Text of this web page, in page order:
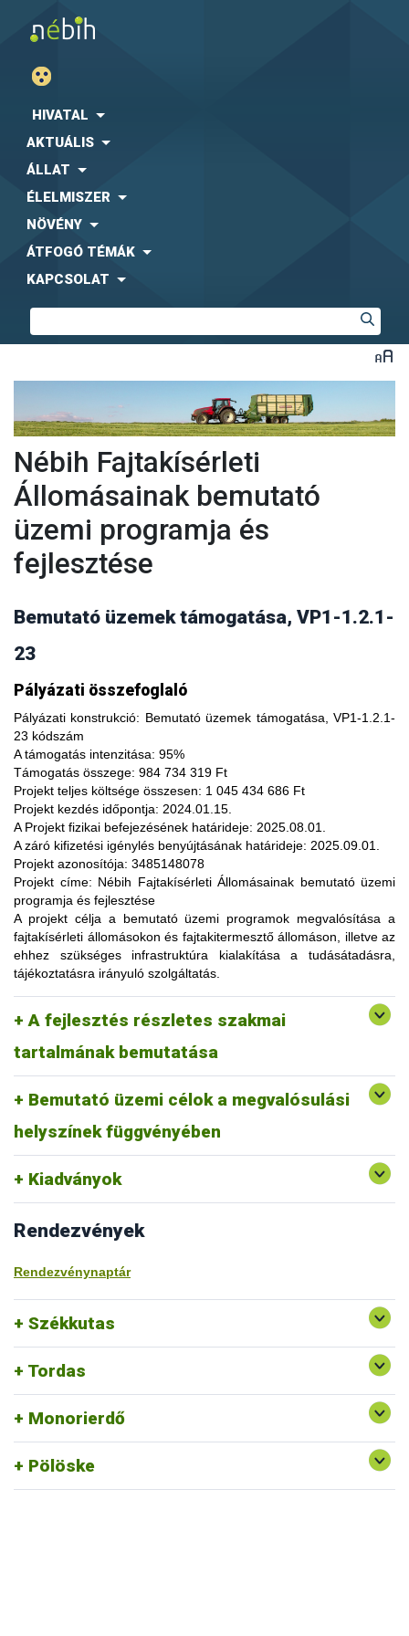
HIVATAL
AKTUÁLIS
ÁLLAT
ÉLELMISZER
NÖVÉNY
ÁTFOGÓ TÉMÁK
KAPCSOLAT
Nébih Fajtakísérleti
Állomásainak bemutató
üzemi programja és
fejlesztése
Bemutató üzemek támogatása, VP1-1.2.1-
23
Pályázati összefoglaló
Pályázati konstrukció: Bemutató üzemek támogatása, VP1-1.2.1-
23 kódszám
A támogatás intenzitása: 95%
Támogatás összege: 984 734 319 Ft
Projekt teljes költsége összesen: 1 045 434 686 Ft
Projekt kezdés időpontja: 2024.01.15.
A Projekt fizikai befejezésének határideje: 2025.08.01.
A záró kifizetési igénylés benyújtásának határideje: 2025.09.01.
Projekt azonosítója: 3485148078
Projekt címe: Nébih Fajtakísérleti Állomásainak bemutató üzemi
programja és fejlesztése
A projekt céljaa bemutató üzemi programok megvalósítása a
fajtakísérleti állomásokon és fajtakitermesztő állomáson, illetve az
ehhez szükséges infrastruktúra kialakítása a tudásátadásra,
tájékoztatásra irányuló szolgáltatás.
A fejlesztés részletes szakmai
tartalmának bemutatása
A fajtakísérleti és fajtakitermesztési állomások
modernizálásával, olyan növényfajta kísérleteket lehet
végezni, melyekkel limitálhatóak a mezőgazdasági termesztés
bizonytalanságából adódó negatív hatások, növelhető a
termésbiztonság, valamint a növényi kórokozókkal, kártevőkkel
szembeni ellenálló képesség. A fajtakísérlet során megszerzett
tapasztalatok átadása az agrárgazdaság szereplői részére egy
olyan, a hagyományostól eltérő jellegű tudás megszerzési
lehetőség, amelynek során a résztvevők elsősorban
gyakorlatorientált ismeretanyaggal, tapasztalatokkal
gazdagodhatnak, a fajtahasználaton túl, az aktuális termelési
eljárások és gazdaságszervezési minták alkalmazása
tekintetében. A gazdálkodók olyan innovatív ismereteket,
növénykultúrákat (fajtákat), környezetvédelmi megoldásokat
ismerhetnek meg, amelyek alkalmazása révén
optimalizálhatják a termelést, csökkenthetik a szennyezőanyag
kibocsátást, valamint eredményesen alkalmazkodhatnak a
állomáson (Tordas, Pölöske, Székkutas, Monorierdő)
valósulna meg bemutató üzemi program.
Bemutató üzemi célok a megvalósulási
helyszínek függvényében
Tordas
kertészeti (zöldség, gyümölcs) fajok, szántóföldi
és üvegházi termesztési körülmények, ökológiai
gazdálkodásra alkalmas fajták vizsgálata
Pölöske
kertészeti (gyümölcs) fajok
Székkutas
szántóföldi fajok vizsgálata
Monorierdő erdészeti fajok vizsgálata, fajtakitermesztés
Kiadványok
Rendezvények
Rendezvénynaptár
Székkutas
Tordas
Monorierdő
Pölöske